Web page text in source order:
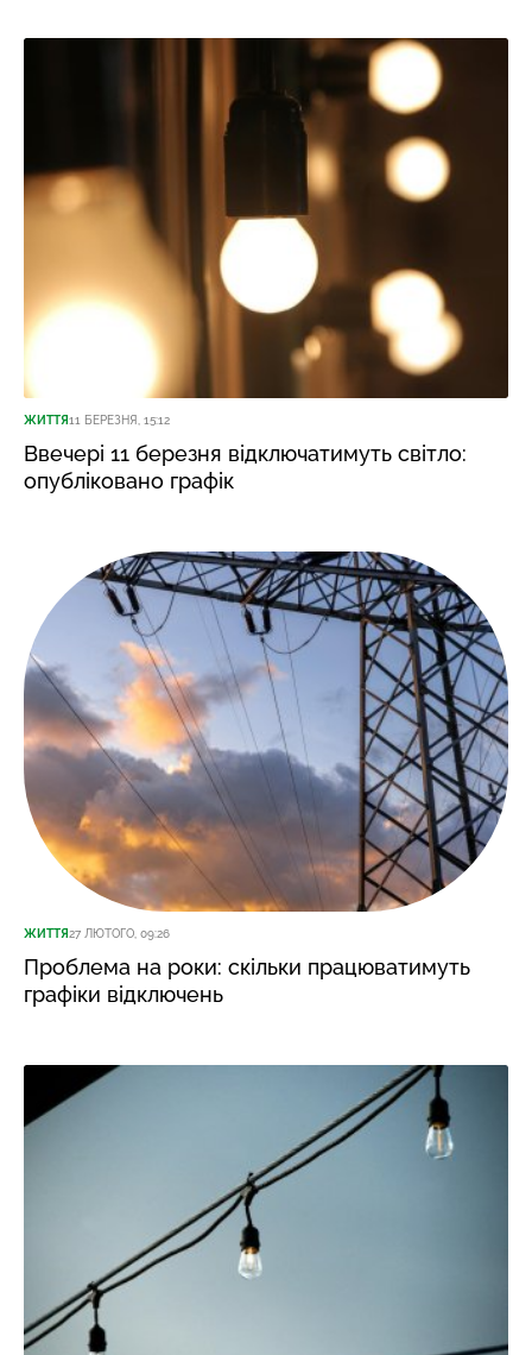
ЖИТТЯ11 БЕРЕЗНЯ, 15:12
Ввечері 11 березня відключатимуть світло:
опубліковано графік
ЖИТТЯ27 ЛЮТОГО, 09:26
Проблема на роки: скільки працюватимуть
графіки відключень